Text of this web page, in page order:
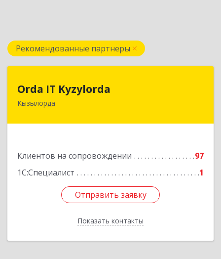
Рекомендованные партнеры
Orda IT Kyzylorda
Кызылорда
Клиентов на сопровождении
97
1С:Специалист
1
Отправить заявку
Показать контакты
120008, Республика Казахстан, г. Кызылорда, пр.
Отправить заявку
Назад